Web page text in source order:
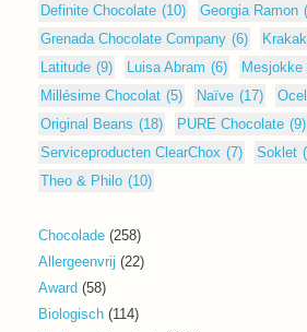
Definite Chocolate (10) Georgia Ramon
Grenada Chocolate Company (6)
Latitude (9) Luisa Abram (6) Mesjokke
Millésime Chocolat (5) Naïve (17)
Original Beans (18) PURE Chocolate (9)
Serviceproducten ClearChox (7) Soklet
Theo & Philo (10)
Chocolade 258258
producten
Allergeenvrij 2222
Award 5858
producten
Biologisch 114114